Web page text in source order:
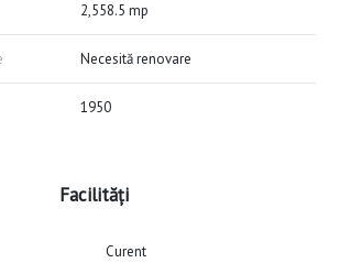
2,558.5 mp
Necesită renovare
1950
Facilități
Curent